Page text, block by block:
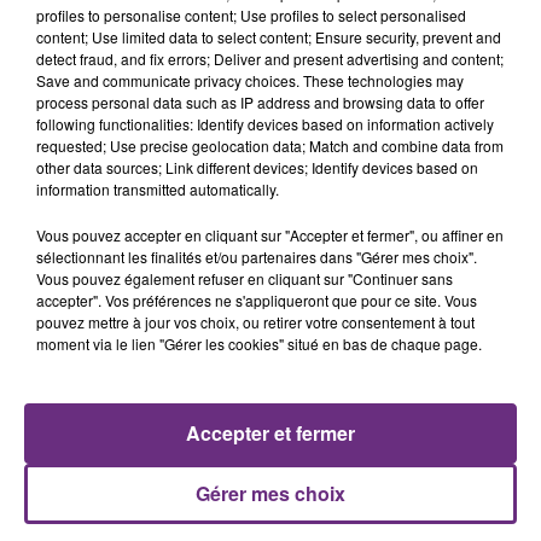
FIL D'ACTUS
LA CENTRALE NUCLÉAIRE DE CHOOZ
TOUJOURS À L'ARRÊT
Cela fait déjà une semaine que la centrale
nucléaire ardennaise est à l'arrêt. Une situation
profiles to personalise content; Use profiles to select personalised
content; Use limited data to select content; Ensure security, prevent and
detect fraud, and fix errors; Deliver and present advertising and content;
Save and communicate privacy choices. These technologies may
process personal data such as IP address and browsing data to offer
following functionalities: Identify devices based on information actively
requested; Use precise geolocation data; Match and combine data from
other data sources; Link different devices; Identify devices based on
information transmitted automatically.
Vous pouvez accepter en cliquant sur "Accepter et fermer", ou affiner en
sélectionnant les finalités et/ou partenaires dans "Gérer mes choix".
Vous pouvez également refuser en cliquant sur "Continuer sans
accepter". Vos préférences ne s'appliqueront que pour ce site. Vous
pouvez mettre à jour vos choix, ou retirer votre consentement à tout
moment via le lien "Gérer les cookies" situé en bas de chaque page.
Gérer mes choix
Accepter et fermer